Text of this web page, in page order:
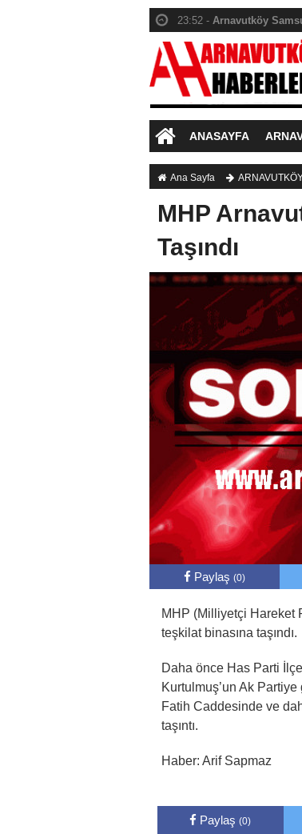
23:52 - Arnavutköy
23:55 - Arnavutköy
23:53 - Arnavutköy
23:42 -Saadet Partisi
ANASAYFA
Ana Sayfa ARNAVUTKÖY
MHP
Taşındı
Paylaş (0)
MHP (Milliyetçi Hareket
teşkilat binasına taşındı.
Daha önce Has Parti
Kurtulmuş’un Ak
Fatih Caddesinde ve
taşıntı.
Haber: Arif Sapmaz
Paylaş(0)